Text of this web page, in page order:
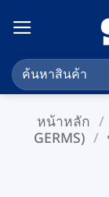
ไป
เนื้อหา
ค้นหา:
หน้าหลัก /
GERMS) /